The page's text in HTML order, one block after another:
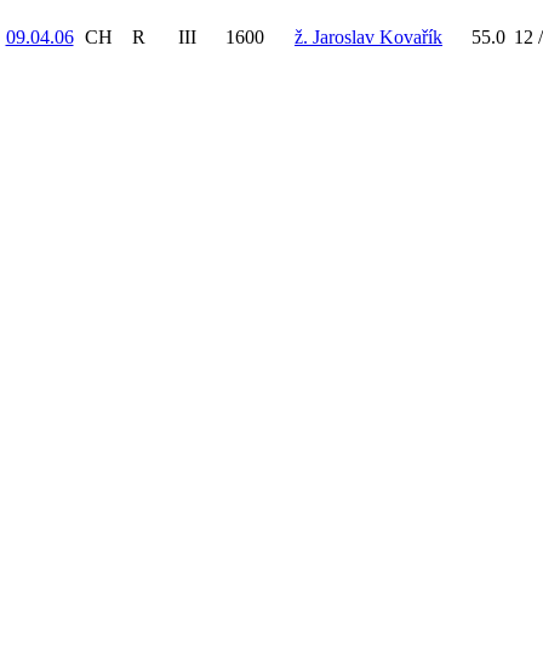
09.04.06 CH R III 1600 ž. Jaroslav Kovařík 55.0 12